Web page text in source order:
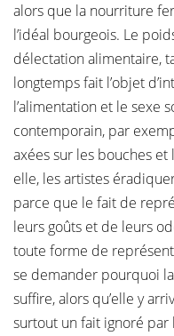
alors que la nourriture
l’idéal bourgeois. Le
délectation alimentaire,
longtemps fait l’objet
l’alimentation et le sexe
contemporain, par
axées sur les bouches et
elle, les artistes
parce que le fait de
leurs goûts et de leurs
toute forme de
se demander pourquoi
suffire, alors qu’elle y
surtout un fait ignoré par